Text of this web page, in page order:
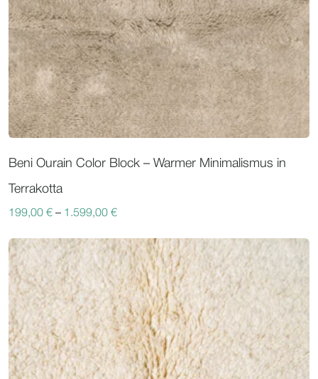
Beni Ourain Color Block – Warmer Minimalismus in
Terrakotta
199,00 € – 1.599,00 €